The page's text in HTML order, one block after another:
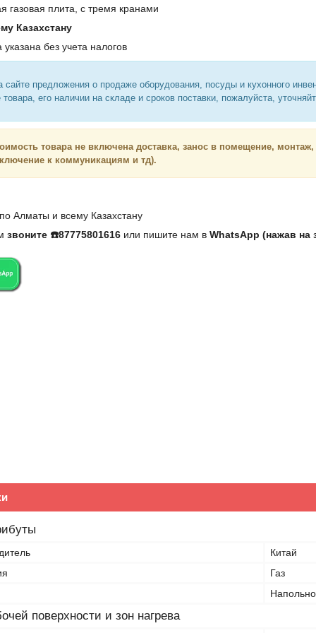
газовая плита, с тремя кранами
Казахстану
без учета налогов
предложения о продаже оборудования, посуды и кухонного
товара, его наличии на складе и сроков поставки, пожалуйста,
товара не включена доставка, занос в помещение,
к коммуникациям и тд).
Алматы и всему Казахстану
звоните ☎️87775801616 или пишите нам в WhatsApp (нажав на
Китай
Газ
поверхности и зон нагрева